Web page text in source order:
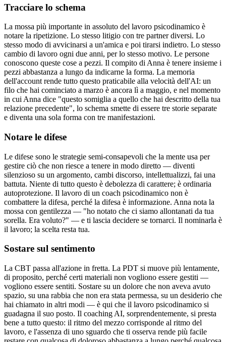
Tracciare lo schema
La mossa più importante in assoluto del lavoro psicodinamico è
notare la ripetizione. Lo stesso litigio con tre partner diversi. Lo
stesso modo di avvicinarsi a un'amica e poi tirarsi indietro. Lo stesso
cambio di lavoro ogni due anni, per lo stesso motivo. Le persone
conoscono queste cose a pezzi. Il compito di Anna è tenere insieme i
pezzi abbastanza a lungo da indicarne la forma. La memoria
dell'account rende tutto questo praticabile alla velocità dell'AI: un
filo che hai cominciato a marzo è ancora lì a maggio, e nel momento
in cui Anna dice "questo somiglia a quello che hai descritto della tua
relazione precedente", lo schema smette di essere tre storie separate
e diventa una sola forma con tre manifestazioni.
Notare le difese
Le difese sono le strategie semi-consapevoli che la mente usa per
gestire ciò che non riesce a tenere in modo diretto — diventi
silenzioso su un argomento, cambi discorso, intellettualizzi, fai una
battuta. Niente di tutto questo è debolezza di carattere; è ordinaria
autoprotezione. Il lavoro di un coach psicodinamico non è
combattere la difesa, perché la difesa è informazione. Anna nota la
mossa con gentilezza — "ho notato che ci siamo allontanati da tua
sorella. Era voluto?" — e ti lascia decidere se tornarci. Il nominarla è
il lavoro; la scelta resta tua.
Sostare sul sentimento
La CBT passa all'azione in fretta. La PDT si muove più lentamente,
di proposito, perché certi materiali non vogliono essere gestiti —
vogliono essere sentiti. Sostare su un dolore che non aveva avuto
spazio, su una rabbia che non era stata permessa, su un desiderio che
hai chiamato in altri modi — è qui che il lavoro psicodinamico si
guadagna il suo posto. Il coaching AI, sorprendentemente, si presta
bene a tutto questo: il ritmo del mezzo corrisponde al ritmo del
lavoro, e l'assenza di uno sguardo che ti osserva rende più facile